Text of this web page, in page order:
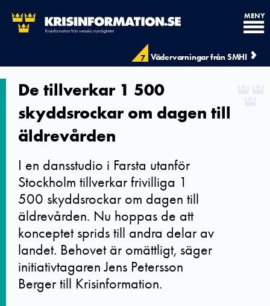
7 Vädervarningar från SMHI
MENY
De tillverkar 1 500
skyddsrockar om dagen till
äldrevården
I en dansstudio i Farsta utanför
Stockholm tillverkar frivilliga 1
500 skyddsrockar om dagen till
äldrevården. Nu hoppas de att
konceptet sprids till andra delar av
landet. Behovet är omättligt, säger
initiativtagaren Jens Petersson
Berger till Krisinformation.